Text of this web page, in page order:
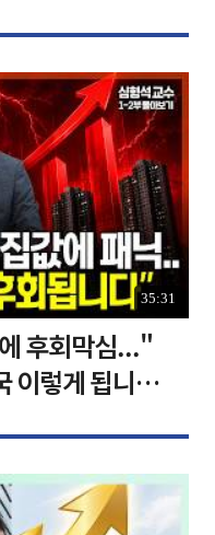
35:31
후회막심..."
이렇게 됩니다 I